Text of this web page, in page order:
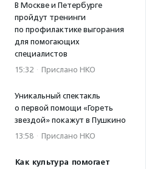
В Москве и Петербурге
пройдут тренинги
по профилактике выгорания
для помогающих
специалистов
15:32 · Прислано НКО
Уникальный спектакль
о первой помощи «Гореть
звездой» покажут в Пушкино
13:58 · Прислано НКО
Как культура помогает